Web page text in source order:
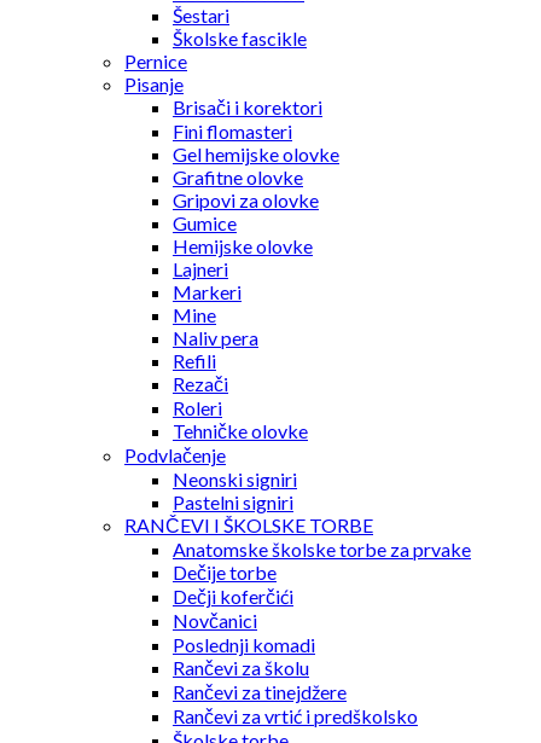
Šestari
Školske fascikle
Pernice
Pisanje
Brisači i korektori
Fini flomasteri
Gel hemijske olovke
Grafitne olovke
Gripovi za olovke
Gumice
Hemijske olovke
Lajneri
Markeri
Mine
Naliv pera
Refili
Rezači
Roleri
Tehničke olovke
Podvlačenje
Neonski signiri
Pastelni signiri
RANČEVI I ŠKOLSKE TORBE
Anatomske školske torbe za prvake
Dečije torbe
Dečji koferčići
Novčanici
Poslednji komadi
Rančevi za školu
Rančevi za tinejdžere
Rančevi za vrtić i predškolsko